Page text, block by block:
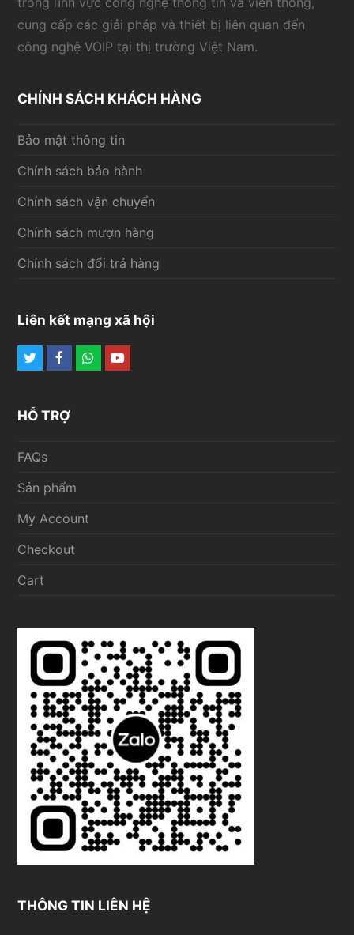
cung cấp các giải pháp và thiết bị liên quan đến
công nghệ VOIP tại thị trường Việt Nam.
CHÍNH SÁCH KHÁCH HÀNG
Bảo mật thông tin
Chính sách bảo hành
Chính sách vận chuyển
Chính sách mượn hàng
Chính sách đổi trả hàng
Liên kết mạng xã hội
TwitterFacebook
Whatsapp
Youtube
HỖ TRỢ
FAQs
Sản phẩm
My Account
Checkout
Cart
THÔNG TIN LIÊN HỆ